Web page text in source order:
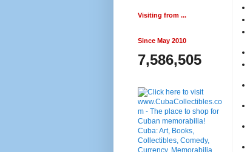
Visiting from ...
Since May 2010
7,586,505